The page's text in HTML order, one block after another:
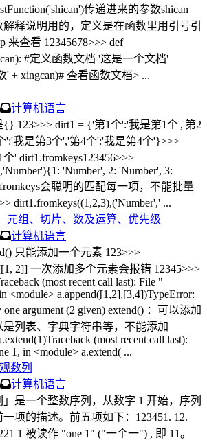
传递进来的参数shican
释说明用的，定义是在函数里用引号引
来查看 12345678>>> def
#定义函数文档 '这是一个文档'
' + xingcan)# 查看函数文档> ...
计算机语言
123>>> dirt1 = {'第1个':'我是第1个','第2
':'我是第3个','第4个':'我是第4个'}>>>
' dirt1.fromkeys123456>>>
'Number', 2: 'Number', 3:
会聪明的匹配每一项，不能批量
dirt1.fromkeys((1,2,3),('Number',' ...
元组、切片、数及运算、优先级
计算机语言
只能添加一个元素 123>>>
2]] 一次添加多个元素会报错 12345>>>
(most recent call last): File "
<module> a.append([1,2],[3,4])TypeError:
one argument (2 given) extend() ：可以添加
列表、字典字符串等，不能添加
(most recent call last):
1, in <module> a.extend( ...
数列
计算机语言
是一个整数序列，从数字 1 开始，序列
项的描述。前五项如下：123451. 12.
1 被读作 "one 1" ("一个一") , 即 11。